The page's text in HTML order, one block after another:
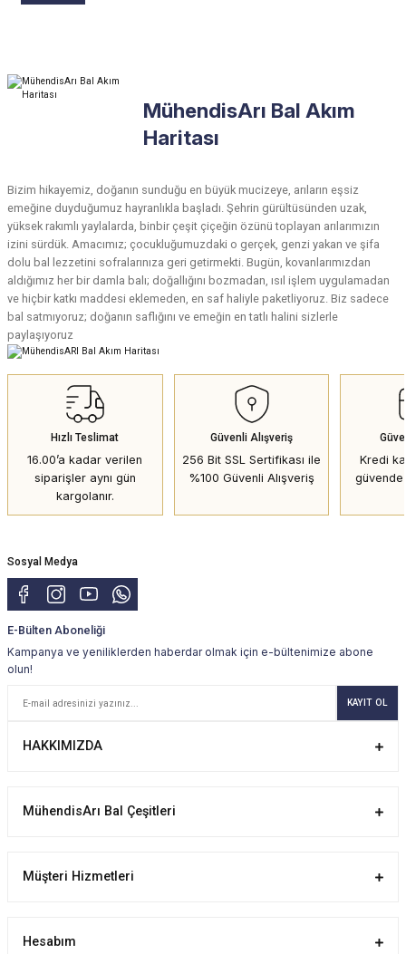
MühendisArı Bal Akım
Haritası
Bizim hikayemiz, doğanın sunduğu en büyük mucizeye, arıların eşsiz
emeğine duyduğumuz hayranlıkla başladı. Şehrin gürültüsünden uzak,
yüksek rakımlı yaylalarda, binbir çeşit çiçeğin özünü toplayan arılarımızın
izini sürdük. Amacımız; çocukluğumuzdaki o gerçek, genzi yakan ve şifa
dolu bal lezzetini sofralarınıza geri getirmekti. Bugün, kovanlarımızdan
aldığımız her bir damla balı; doğallığını bozmadan, ısıl işlem uygulamadan
ve hiçbir katkı maddesi eklemeden, en saf haliyle paketliyoruz. Biz sadece
bal satmıyoruz; doğanın saflığını ve emeğin en tatlı halini sizlerle
paylaşıyoruz
Hızlı Teslimat
16.00’a kadar verilen
siparişler aynı gün
kargolanır.
Güvenli Alışveriş
256 Bit SSL Sertifikası ile
%100 Güvenli Alışveriş
Kredi
güvende
Sosyal Medya
E-Bülten Aboneliği
Kampanya ve yeniliklerden haberdar olmak için e-bültenimize abone
olun!
KAYIT OL
HAKKIMIZDA
MühendisArı Bal Çeşitleri
Müşteri Hizmetleri
Hesabım